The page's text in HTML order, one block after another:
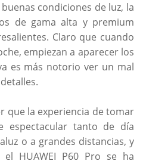
condiciones de luz, la
de gama alta y premium
Claro que cuando
empiezan a aparecer los
es más notorio ver un mal
que la experiencia de tomar
espectacular tanto de día
o a grandes distancias, y
HUAWEI P60 Pro se ha